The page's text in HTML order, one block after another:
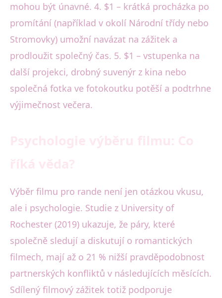
mohou být únavné. 4. $1 – krátká procházka po
promítání (například v okolí Národní třídy nebo
Stromovky) umožní navázat na zážitek a
prodloužit společný čas. 5. $1 – vstupenka na
další projekci, drobný suvenýr z kina nebo
společná fotka ve fotokoutku potěší a podtrhne
výjimečnost večera.
Výběr filmu pro rande není jen otázkou vkusu,
ale i psychologie. Studie z University of
Rochester (2019) ukazuje, že páry, které
společně sledují a diskutují o romantických
filmech, mají až o 21 % nižší pravděpodobnost
partnerských konfliktů v následujících měsících.
Sdílený filmový zážitek totiž podporuje